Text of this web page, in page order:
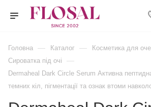
Головна — Каталог — Косметика для
Сироватка під очі —
Dermaheal Dark Circle Serum Активна
темних кіл, пігментації та ознак втоми